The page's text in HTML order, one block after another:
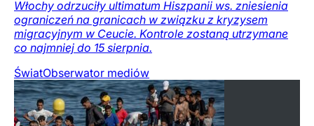
Włochy odrzuciły ultimatum Hiszpanii ws. zniesienia
ograniczeń na granicach w związku z kryzysem
migracyjnym w Ceucie. Kontrole zostaną utrzymane
co najmniej do 15 sierpnia.
ŚwiatObserwator mediów